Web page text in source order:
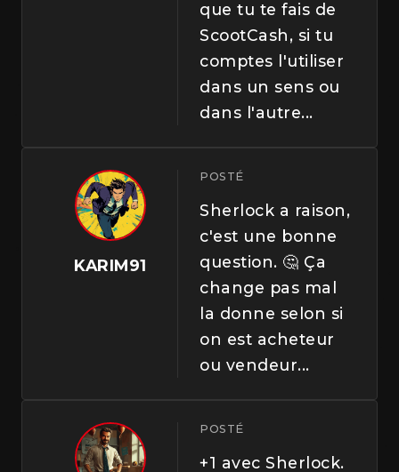
que tu te fais de
ScootCash, si tu
comptes l'utiliser
dans un sens ou
dans l'autre...
KARIM91
POSTÉ
Sherlock a raison,
c'est une bonne
question. 🤔 Ça
change pas mal
la donne selon si
on est acheteur
ou vendeur...
POSTÉ
+1 avec Sherlock.